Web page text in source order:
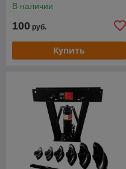
В наличии
100 руб.
Купить